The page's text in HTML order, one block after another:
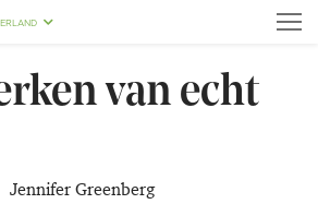
van echt
Jennifer Greenberg